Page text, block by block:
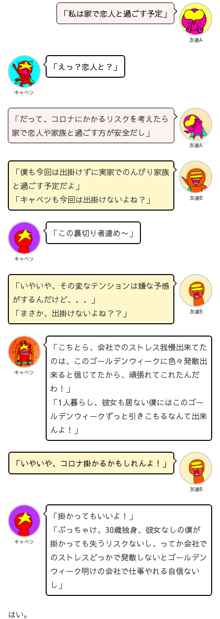
友達A
「私は家で恋人と過ごす予定」
キャベツ
「えっ？恋人と？」
友達A
「だって、コロナにかかるリスクを考えたら
家で恋人や家族と過ごす方が安全だし」
友達B
「僕も今回は出掛けずに実家でのんびり家族
と過ごす予定だよ」
「キャベツも今回は出掛けないよね？」
キャベツ
「この裏切り者達め〜」
友達B
「いやいや、その変なテンションは嫌な予感
がするんだけど、、、」
「まさか、出掛けないよね？？」
キャベツ
「こちとら、会社でのストレス我慢出来てた
のは、このゴールデンウィークに色々発散出
来ると信じてたから、頑張れてこれたんだ
わ！」
「1人暮らし、彼女も居ない僕にはこのゴー
ルデンウィークずっと引きこもるなんて出来
んよ！」
友達B
「いやいや、コロナ掛かるかもしれんよ！」
キャベツ
「掛かってもいいよ！」
「ぶっちゃけ、30歳独身、彼女なしの僕が
掛かっても失うリスクないし、ってか会社で
のストレスどっかで発散しないとゴールデン
ウィーク明けの会社で仕事やれる自信ない
し」
はい。